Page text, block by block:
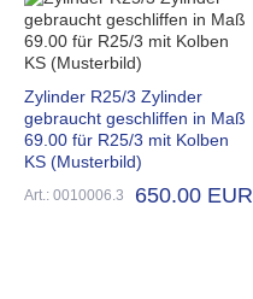
Zylinder R25/3 Zylinder
gebraucht geschliffen in Maß
69.00 für R25/3 mit Kolben
KS (Musterbild)
Art.: 0010006.3 650.00 EUR